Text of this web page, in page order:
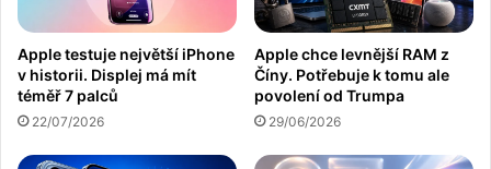
Apple testuje největší iPhone
v historii. Displej má mít
téměř 7 palců
22/07/2026
Apple chce levnější RAM z
Číny. Potřebuje k tomu ale
povolení od Trumpa
29/06/2026